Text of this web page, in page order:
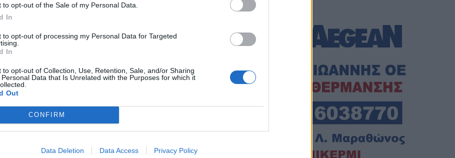
to opt-out of the Sale of my Personal Data.
In
to opt-out of processing my Personal Data for Targeted
In
to opt-out of Collection, Use, Retention, Sale, and/or Sharing
Data that Is Unrelated with the Purposes for which it
Out
CONFIRM
Data Deletion Data Access Privacy Policy